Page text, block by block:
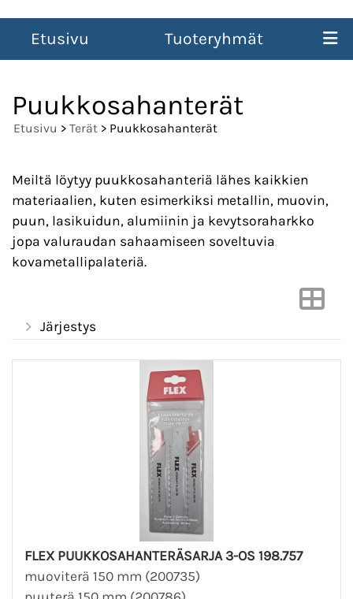
Etusivu Tuoteryhmät
Puukkosahanterät
Etusivu > Terät > Puukkosahanterät
Meiltä löytyy puukkosahanteriä lähes kaikkien
materiaalien, kuten esimerkiksi metallin, muovin,
puun, lasikuidun, alumiinin ja kevytsoraharkko
jopa valuraudan sahaamiseen soveltuvia
kovametallipalateriä.
Järjestys
FLEX PUUKKOSAHANTERÄSARJA 3-OS 198.757
muoviterä 150 mm (200735)